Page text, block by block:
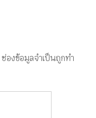
ช่องข้อมูลจำเป็นถูกทำ